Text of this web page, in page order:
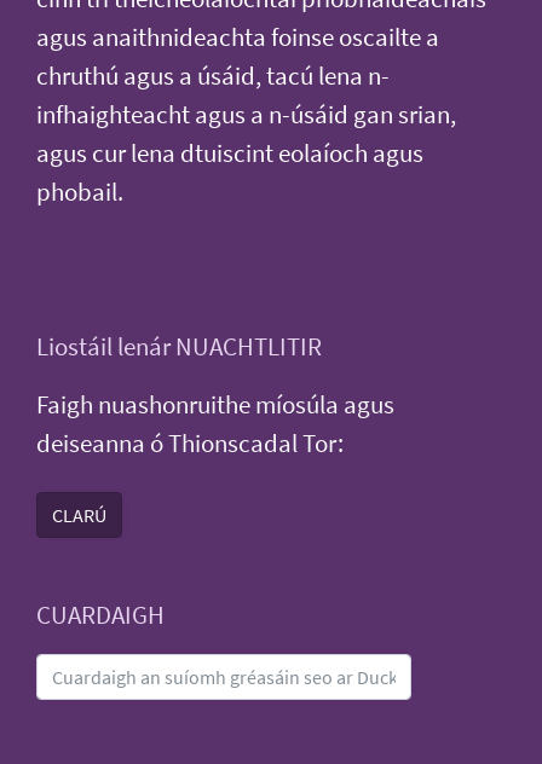
agus anaithnideachta foinse oscailte a
chruthú agus a úsáid, tacú lena n-
infhaighteacht agus a n-úsáid gan srian,
agus cur lena dtuiscint eolaíoch agus
phobail.
Liostáil lenár NUACHTLITIR
Faigh nuashonruithe míosúla agus
deiseanna ó Thionscadal Tor:
CLARÚ
CUARDAIGH